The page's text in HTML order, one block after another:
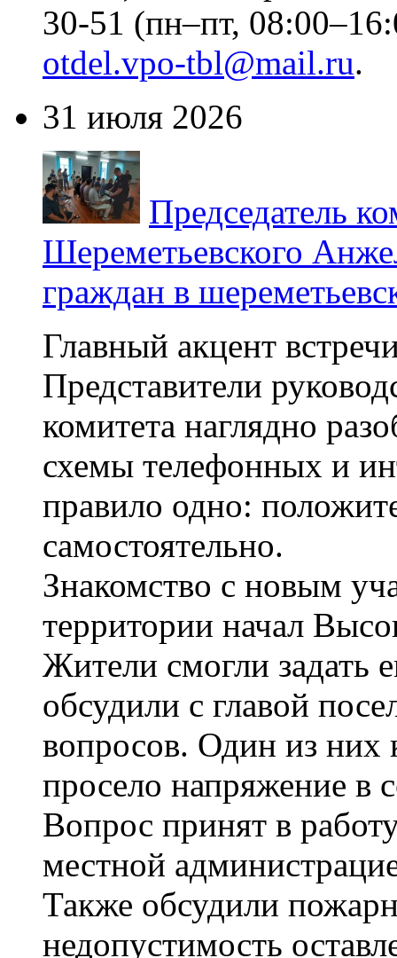
30-51 (пн–пт,
otdel.vpo-tbl@mail.ru.
31 июля 2026
Председатель
Шереметьевского
граждан в
Главный акцент
Представители
комитета наглядно
схемы телефонных и
правило одно:
самостоятельно.
Знакомство с новым
территории начал
Жители смогли задать
обсудили с главой
вопросов. Один из них
просело напряжение в
Вопрос принят в
местной
Также обсудили
недопустимость